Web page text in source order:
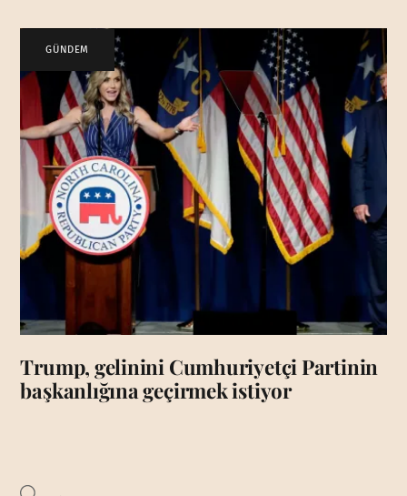
GÜNDEM
Trump, gelinini Cumhuriyetçi Partinin
başkanlığına geçirmek istiyor